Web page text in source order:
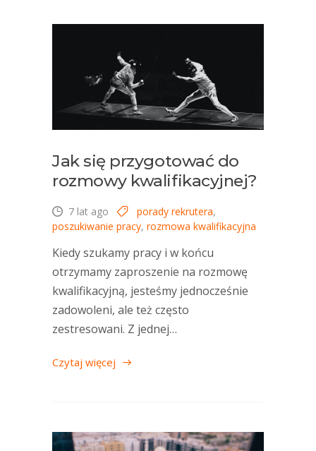
Jak się przygotować do
rozmowy kwalifikacyjnej?
7 lat ago porady rekrutera,
poszukiwanie pracy, rozmowa kwalifikacyjna
Kiedy szukamy pracy i w końcu
otrzymamy zaproszenie na rozmowę
kwalifikacyjną, jesteśmy jednocześnie
zadowoleni, ale też często
zestresowani. Z jednej…
Czytaj więcej